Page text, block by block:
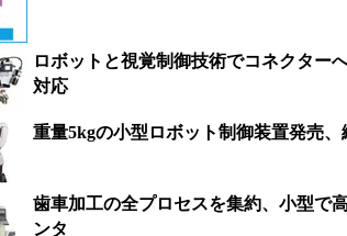
ロボットと視覚制御技術でコネクター
対応
重量5kgの小型ロボット制御装置発売
歯車加工の全プロセスを集約、小型で
ンタ